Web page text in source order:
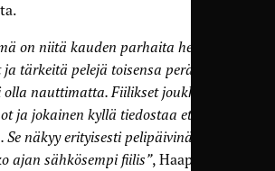
on niitä kauden parhaita hetkiä.
tärkeitä pelejä toisensa perään,
nauttimatta. Fiilikset joukkueen
ja jokainen kyllä tiedostaa että isot
Se näkyy erityisesti pelipäivinä,
ajan sähkösempi fiilis”, Haapala